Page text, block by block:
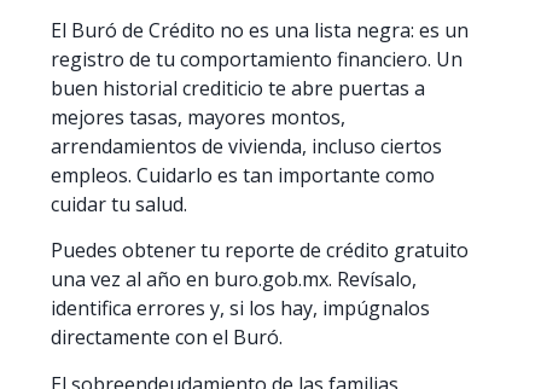
El Buró de Crédito no es una lista negra: es un
registro de tu comportamiento financiero. Un
buen historial crediticio te abre puertas a
mejores tasas, mayores montos,
arrendamientos de vivienda, incluso ciertos
empleos. Cuidarlo es tan importante como
cuidar tu salud.
Puedes obtener tu reporte de crédito gratuito
una vez al año en buro.gob.mx. Revísalo,
identifica errores y, si los hay, impúgnalos
directamente con el Buró.